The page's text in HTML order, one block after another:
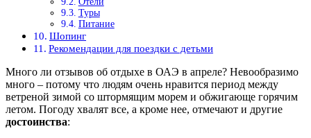
Туры
Питание
Шопинг
Рекомендации для поездки с детьми
Много ли отзывов об отдыхе в ОАЭ в апреле? Невообразимо
много – потому что людям очень нравится период между
ветреной зимой со штормящим морем и обжигающе горячим
летом. Погоду хвалят все, а кроме нее, отмечают и другие
достоинства: